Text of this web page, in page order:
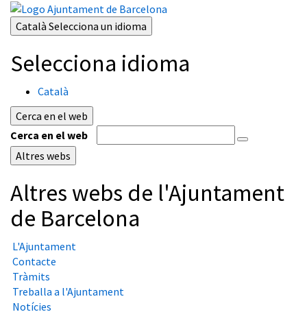
Català Selecciona un idioma
Selecciona idioma
Català
Cerca en el web
Cerca en el web
Altres webs
Altres webs de l'Ajuntament
de Barcelona
L'Ajuntament
Contacte
Tràmits
Treballa a l'Ajuntament
Notícies